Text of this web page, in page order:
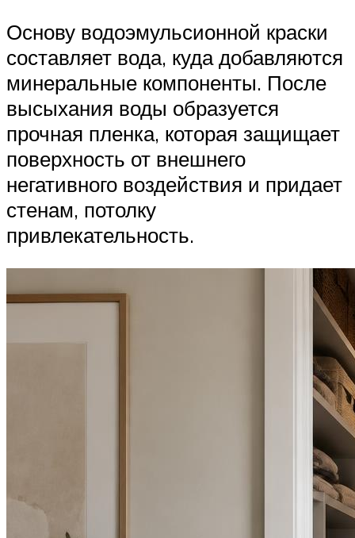
Основу водоэмульсионной краски
составляет вода, куда добавляются
минеральные компоненты. После
высыхания воды образуется
прочная пленка, которая защищает
поверхность от внешнего
негативного воздействия и придает
стенам, потолку
привлекательность.